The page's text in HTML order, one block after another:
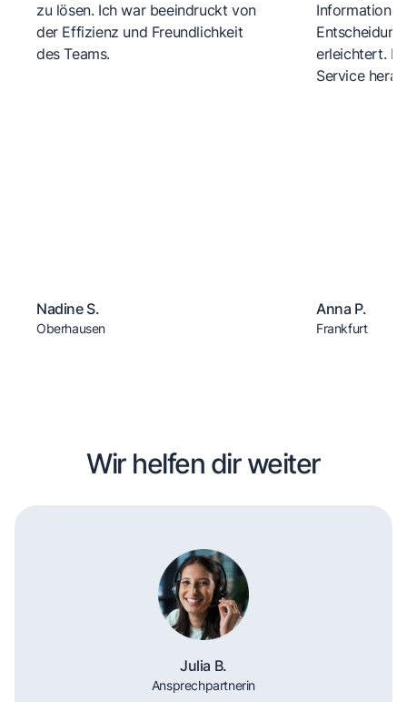
zu lösen. Ich war beeindruckt von
der Effizienz und Freundlichkeit
des Teams.
Nadine S.
Oberhausen
erleichtert.
Service
Anna P.
Frankfurt
Wir helfen dir weiter
Julia B.
Ansprechpartnerin